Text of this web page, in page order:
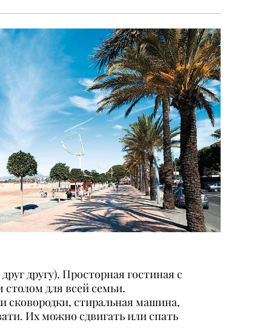
другу). Просторная гостиная с
для всей семьи.
сковородки, стиральная машина,
Их можно сдвигать или спать